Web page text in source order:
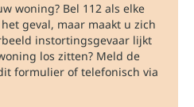
woning? Bel 112 als elke
geval, maar maakt u zich
instortingsgevaar lijkt
los zitten? Meld de
formulier of telefonisch via